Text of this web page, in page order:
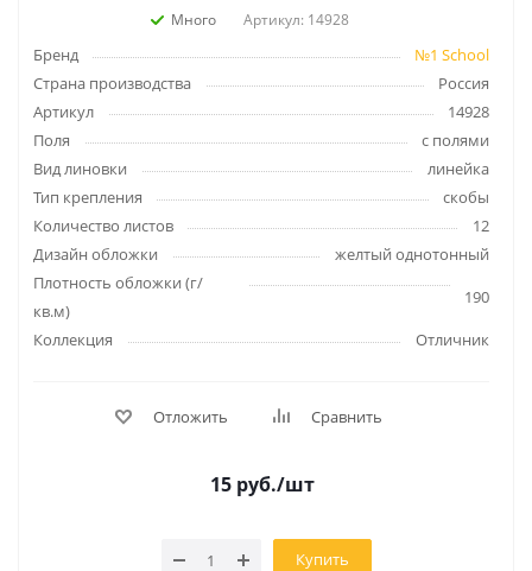
Много Артикул: 14928
Бренд
№1 School
Страна производства
Россия
Артикул
14928
Поля
с полями
Вид линовки
линейка
Тип крепления
скобы
Количество листов
12
Дизайн обложки
желтый однотонный
Плотность обложки (г/
кв.м)
190
Коллекция
Отличник
Отложить Сравнить
15руб./шт
Купить